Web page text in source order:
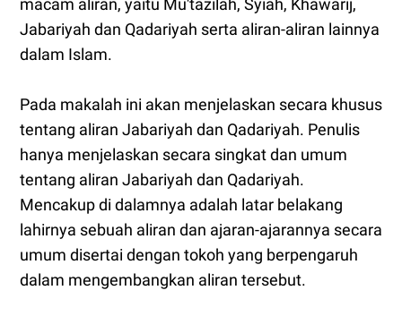
Jabariyah dan Qadariyah serta aliran-aliran lainnya
dalam Islam.
Pada makalah ini akan menjelaskan secara khusus
tentang aliran Jabariyah dan Qadariyah. Penulis
hanya menjelaskan secara singkat dan umum
tentang aliran Jabariyah dan Qadariyah.
Mencakup di dalamnya adalah latar belakang
lahirnya sebuah aliran dan ajaran-ajarannya secara
umum disertai dengan tokoh yang berpengaruh
dalam mengembangkan aliran tersebut.